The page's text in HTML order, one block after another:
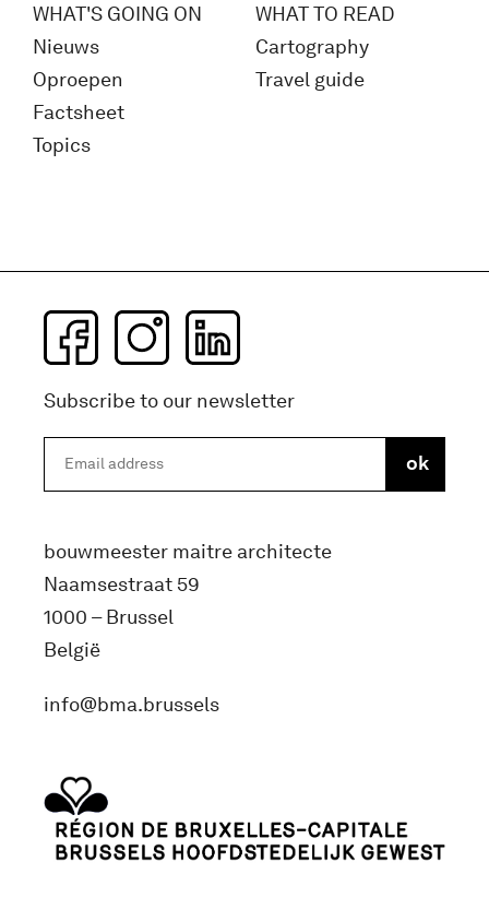
WHAT'S GOING ON
Nieuws
Oproepen
Factsheet
Topics
WHAT TO READ
Cartography
Travel guide
Subscribe to our newsletter
bouwmeester maitre architecte
Naamsestraat 59
1000 – Brussel
België
info@bma.brussels